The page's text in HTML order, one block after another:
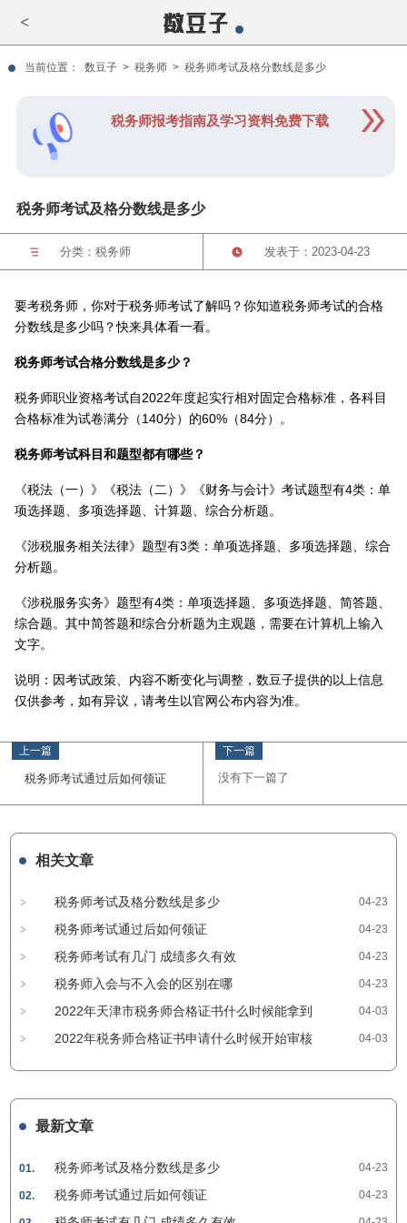
<
当前位置： 数豆子 > 税务师 > 税务师考试及格分数线是多少
税务师报考指南及学习资料免费下载
税务师考试及格分数线是多少
分类：税务师 发表于：2023-04-23
要考税务师，你对于税务师考试了解吗？你知道税务师考试的合格
分数线是多少吗？快来具体看一看。
税务师考试合格分数线是多少？
税务师职业资格考试自2022年度起实行相对固定合格标准，各科目
合格标准为试卷满分（140分）的60%（84分）。
税务师考试科目和题型都有哪些？
《税法（一）》《税法（二）》《财务与会计》考试题型有4类：单
项选择题、多项选择题、计算题、综合分析题。
《涉税服务相关法律》题型有3类：单项选择题、多项选择题、综合
分析题。
《涉税服务实务》题型有4类：单项选择题、多项选择题、简答题、
综合题。其中简答题和综合分析题为主观题，需要在计算机上输入
文字。
说明：因考试政策、内容不断变化与调整，数豆子提供的以上信息
仅供参考，如有异议，请考生以官网公布内容为准。
上一篇
税务师考试通过后如何领证
下一篇
没有下一篇了
相关文章
税务师考试及格分数线是多少 04-23
税务师考试通过后如何领证 04-23
税务师考试有几门 成绩多久有效 04-23
税务师入会与不入会的区别在哪 04-23
2022年天津市税务师合格证书什么时候能拿到 04-03
2022年税务师合格证书申请什么时候开始审核 04-03
最新文章
01. 税务师考试及格分数线是多少 04-23
02. 税务师考试通过后如何领证 04-23